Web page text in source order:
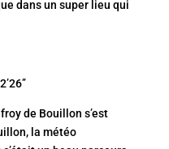
dans un super lieu qui
de Bouillon s’est
la météo